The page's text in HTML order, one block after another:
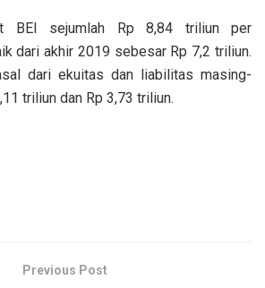
BEI sejumlah Rp 8,84 triliun per
dari akhir 2019 sebesar Rp 7,2 triliun.
dari ekuitas dan liabilitas masing-
triliun dan Rp 3,73 triliun.
Previous Post